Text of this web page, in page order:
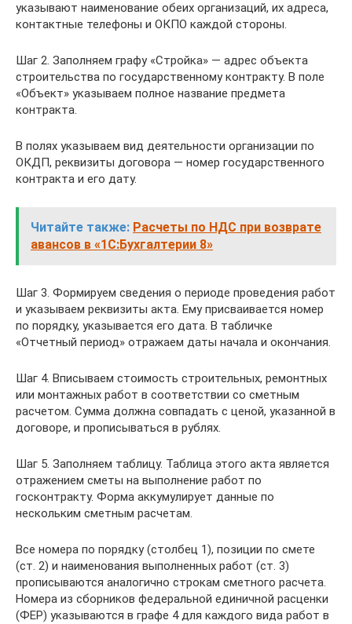
указывают наименование обеих организаций, их адреса,
контактные телефоны и ОКПО каждой стороны.
Шаг 2. Заполняем графу «Стройка» — адрес объекта
строительства по государственному контракту. В поле
«Объект» указываем полное название предмета
контракта.
В полях указываем вид деятельности организации по
ОКДП, реквизиты договора — номер государственного
контракта и его дату.
Читайте также: Расчеты по НДС при возврате
авансов в «1С:Бухгалтерии 8»
Шаг 3. Формируем сведения о периоде проведения работ
и указываем реквизиты акта. Ему присваивается номер
по порядку, указывается его дата. В табличке
«Отчетный период» отражаем даты начала и окончания.
Шаг 4. Вписываем стоимость строительных, ремонтных
или монтажных работ в соответствии со сметным
расчетом. Сумма должна совпадать с ценой, указанной в
договоре, и прописываться в рублях.
Шаг 5. Заполняем таблицу. Таблица этого акта является
отражением сметы на выполнение работ по
госконтракту. Форма аккумулирует данные по
нескольким сметным расчетам.
Все номера по порядку (столбец 1), позиции по смете
(ст. 2) и наименования выполненных работ (ст. 3)
прописываются аналогично строкам сметного расчета.
Номера из сборников федеральной единичной расценки
(ФЕР) указываются в графе 4 для каждого вида работ в